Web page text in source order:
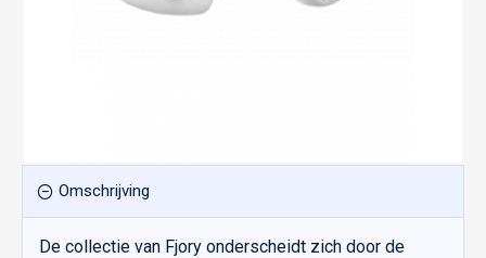
Omschrijving
De collectie van Fjory onderscheidt zich door de